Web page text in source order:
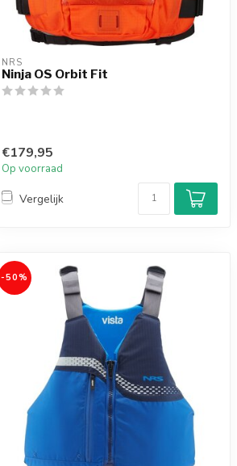
NRS
Ninja OS Orbit Fit
€179,95
Op voorraad
Vergelijk
-50%